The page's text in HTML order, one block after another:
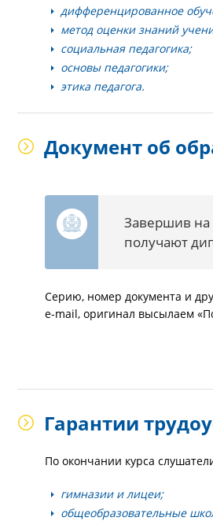
дифференцированное
метод оценки знаний
социальная педагогика;
основы педагогики;
этика педагога.
Документ об
Завершив на
получают
Серию, номер документа и
e-mail, оригинал высылаем
Гарантии
По окончании курса
гимназии и лицеи;
общеобразовательные